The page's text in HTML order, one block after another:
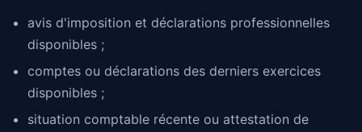
avis d'imposition et déclarations professionnelles
disponibles ;
comptes ou déclarations des derniers exercices
disponibles ;
situation comptable récente ou attestation de